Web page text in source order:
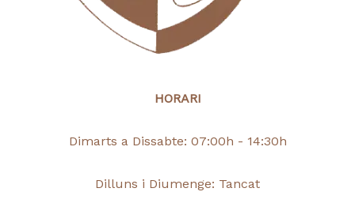
HORARI
Dimarts a Dissabte: 07:00h - 14:30h
Dilluns i Diumenge: Tancat